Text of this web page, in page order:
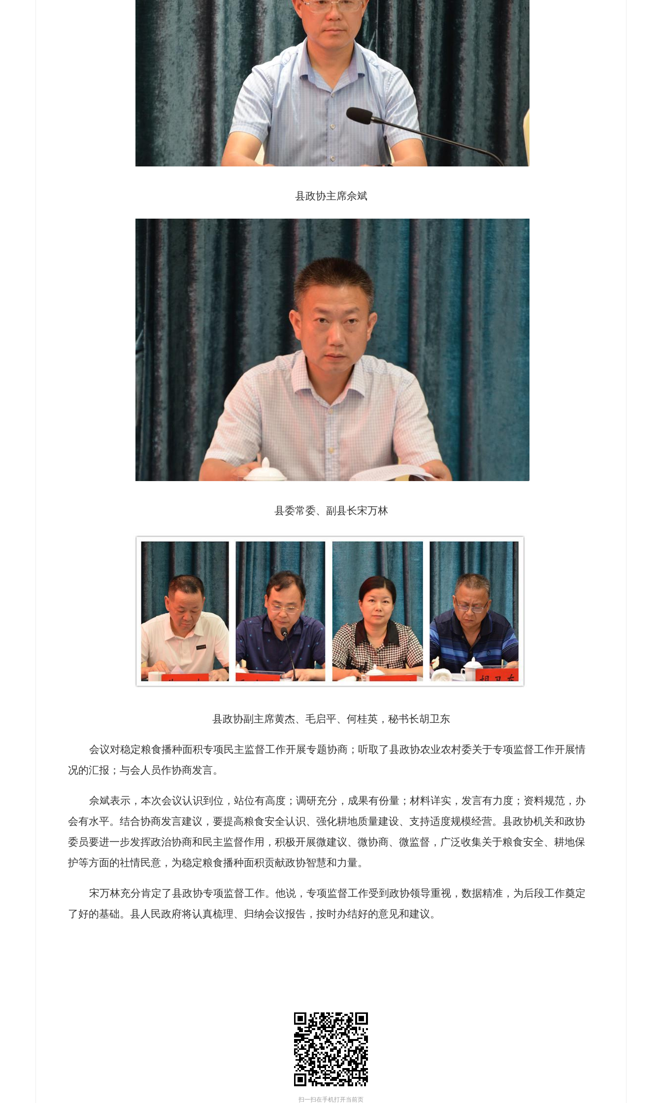
县政协主席佘斌
县委常委、副县长宋万林
县政协副主席黄杰、毛启平、何桂英，秘书长胡卫东
会议对稳定粮食播种面积专项民主监督工作开展专题协商；听取了县政协农业农村委关于专项监督工作开展情
况的汇报；与会人员作协商发言。
佘斌表示，本次会议认识到位，站位有高度；调研充分，成果有份量；材料详实，发言有力度；资料规范，办
会有水平。结合协商发言建议，要提高粮食安全认识、强化耕地质量建设、支持适度规模经营。县政协机关和政协
委员要进一步发挥政治协商和民主监督作用，积极开展微建议、微协商、微监督，广泛收集关于粮食安全、耕地保
护等方面的社情民意，为稳定粮食播种面积贡献政协智慧和力量。
宋万林充分肯定了县政协专项监督工作。他说，专项监督工作受到政协领导重视，数据精准，为后段工作奠定
了好的基础。县人民政府将认真梳理、归纳会议报告，按时办结好的意见和建议。
扫一扫在手机打开当前页